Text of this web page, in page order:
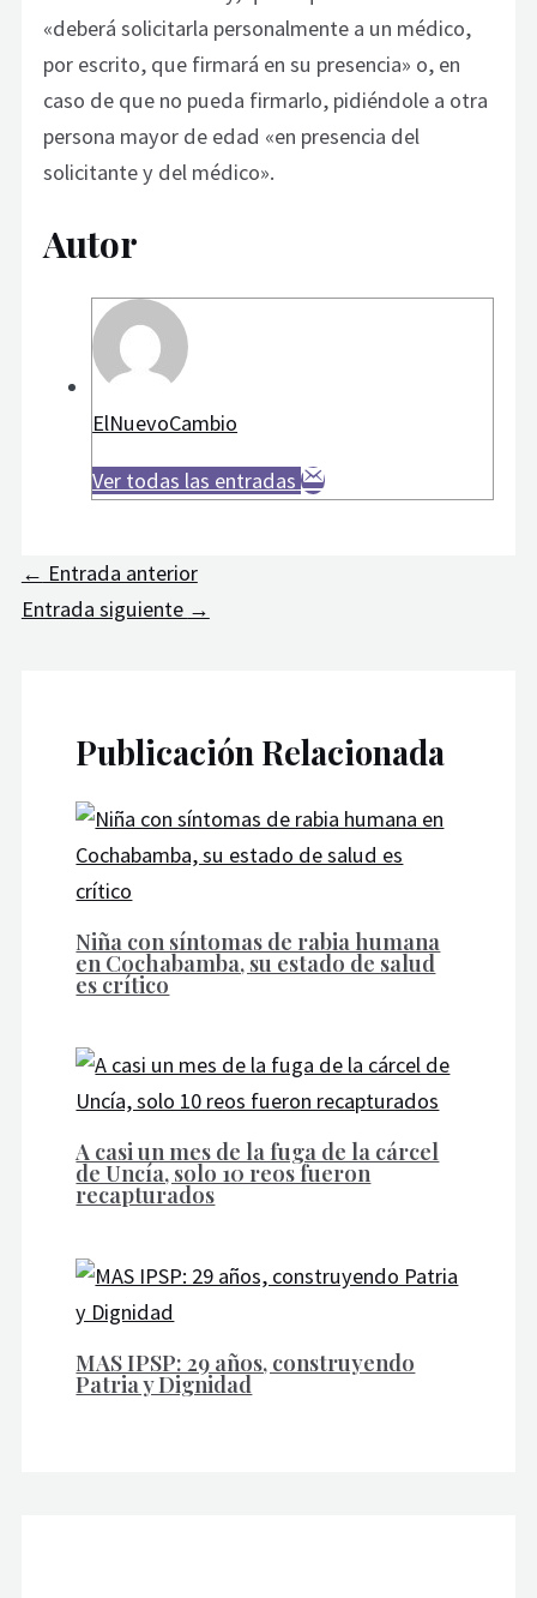
«deberá solicitarla personalmente a un médico,
por escrito, que firmará en su presencia» o, en
caso de que no pueda firmarlo, pidiéndole a otra
persona mayor de edad «en presencia del
solicitante y del médico».
Autor
ElNuevoCambio
Ver todas las entradas
← Entrada anterior
Entrada siguiente →
Publicación Relacionada
Niña con síntomas de rabia humana
en Cochabamba, su estado de salud
es crítico
A casi un mes de la fuga de la cárcel
de Uncía, solo 10 reos fueron
recapturados
MAS IPSP: 29 años, construyendo
Patria y Dignidad